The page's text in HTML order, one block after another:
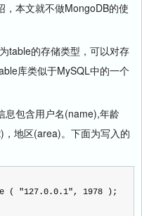
，本文就不做MongoDB的使
table的存储类型，可以对存
库类似于MySQL中的一个
包含用户名(name),年龄
地区(area)。下面为写入的
( "127.0.0.1", 1978 );